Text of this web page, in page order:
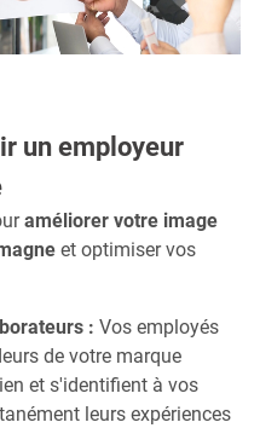
un employeur
améliorer votre image
et optimiser vos
: Vos employés
de votre marque
et s'identifient à vos
leurs expériences